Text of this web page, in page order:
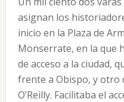
asignan los
inicio en la Plaza de
Monserrate, en la que
de acceso a la ciudad,
frente a Obispo, y otro
O’Reilly. Facilitaba el